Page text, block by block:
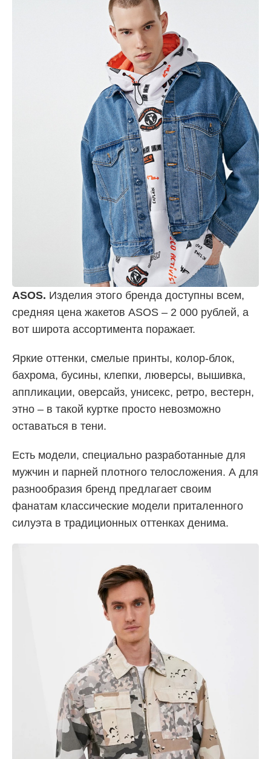
ASOS. Изделия этого бренда доступны всем,
средняя цена жакетов ASOS – 2 000 рублей, а
вот широта ассортимента поражает.
Яркие оттенки, смелые принты, колор-блок,
бахрома, бусины, клепки, люверсы, вышивка,
аппликации, оверсайз, унисекс, ретро, вестерн,
этно – в такой куртке просто невозможно
оставаться в тени.
Есть модели, специально разработанные для
мужчин и парней плотного телосложения. А для
разнообразия бренд предлагает своим
фанатам классические модели приталенного
силуэта в традиционных оттенках денима.